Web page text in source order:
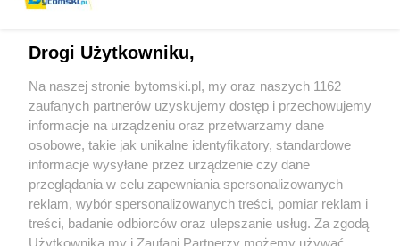
Wydawca mediów lokalnych
Nie zapomnij
zapoznać się z:
polityką prywatności regulamin korzystania z portali
Drogi Użytkowniku,
Na naszej stronie bytomski.pl, my oraz naszych 1162
zaufanych partnerów uzyskujemy dostęp i przechowujemy
informacje na urządzeniu oraz przetwarzamy dane
osobowe, takie jak unikalne identyfikatory, standardowe
informacje wysyłane przez urządzenie czy dane
przeglądania w celu zapewniania spersonalizowanych
reklam, wybór spersonalizowanych treści, pomiar reklam i
treści, badanie odbiorców oraz ulepszanie usług. Za zgodą
Użytkownika my i Zaufani Partnerzy możemy używać